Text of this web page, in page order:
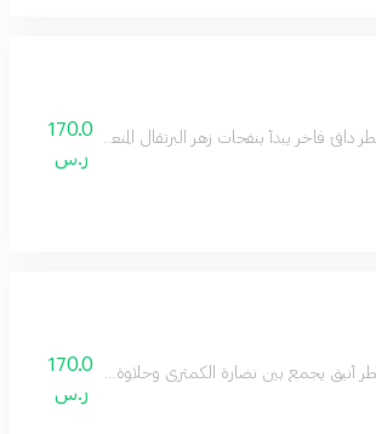
دافئ فاخر يبدأ بنفحات زهر البرتقال المنعشة ممزوجة
170.0
ر.س
أنيق يجمع بين نضارة الكمثرى وحلاوة البرقوق مع
170.0
ر.س